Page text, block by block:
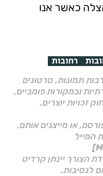
כאשר אנו
רחובות
תמונות, סרטונים
ובמקורות פומביים,
סעיף 27א לחוק זכויות יוצרים,
או מייצגים אותם,
המייל
הצורך יינתן קרדיט
לנסיבות.